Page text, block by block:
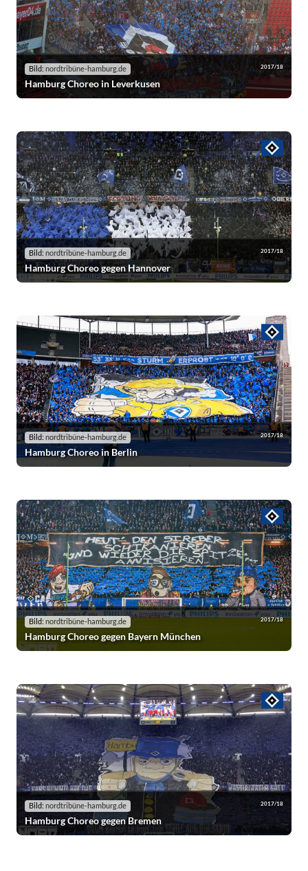
Bild: nordtribüne-hamburg.de 2017/18
Hamburg Choreo in Leverkusen
Bild: nordtribüne-hamburg.de 2017/18
Hamburg Choreo gegen Hannover
Bild: nordtribüne-hamburg.de 2017/18
Hamburg Choreo in Berlin
Bild: nordtribüne-hamburg.de 2017/18
Hamburg Choreo gegen Bayern München
Bild: nordtribüne-hamburg.de 2017/18
Hamburg Choreo gegen Bremen